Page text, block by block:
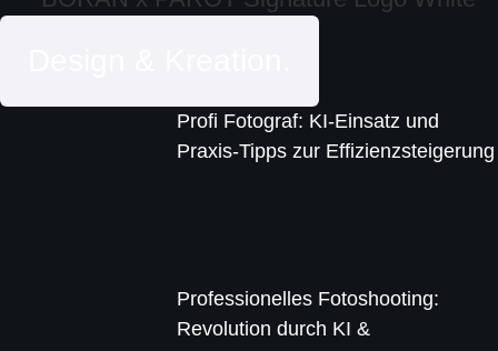
Profi Fotograf: KI-Einsatz und
Praxis-Tipps zur Effizienzsteigerung
Professionelles Fotoshooting:
Revolution durch KI &